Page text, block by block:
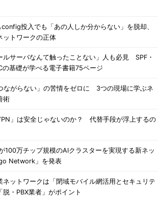
投入でも「あの人しか分からない」を脱却、
ットワークの正体
ルサーバなんて触ったことない」人も必見 SPF・
の基礎が学べる電子書籍75ページ
ながらない」の苦情をゼロに 3つの現場に学ぶネ
術
」は安全じゃないのか？ 代替手段が浮上するの
100万チップ規模のAIクラスターを実現する新ネッ
Network」を発表
ネットワークは「閉域モバイル網活用とセキュリテ
脱・PBX業者」がポイント